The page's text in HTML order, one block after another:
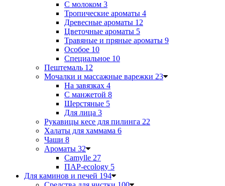
С молоком 3
Тропические ароматы 4
Древесные ароматы 12
Цветочные ароматы 5
Травяные и пряные ароматы 9
Особое 10
Специальное 10
Пештемаль 12
Мочалки и массажные варежки 23
На завязках 4
С манжетой 8
Шерстяные 5
Для лица 3
Рукавицы кесе для пилинга 22
Халаты для хаммама 6
Чаши 8
Ароматы 32
Camylle 27
ПАР-ecology 5
Для каминов и печей 194